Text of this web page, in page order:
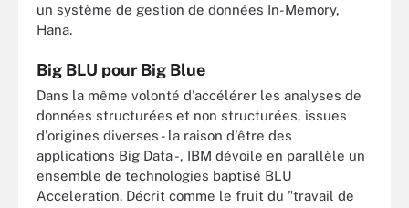
un système de gestion de données In-Memory,
Hana.
Big BLU pour Big Blue
Dans la même volonté d'accélérer les analyses de
données structurées et non structurées, issues
d'origines diverses - la raison d'être des
applications Big Data -, IBM dévoile en parallèle un
ensemble de technologies baptisé BLU
Acceleration. Décrit comme le fruit du "travail de